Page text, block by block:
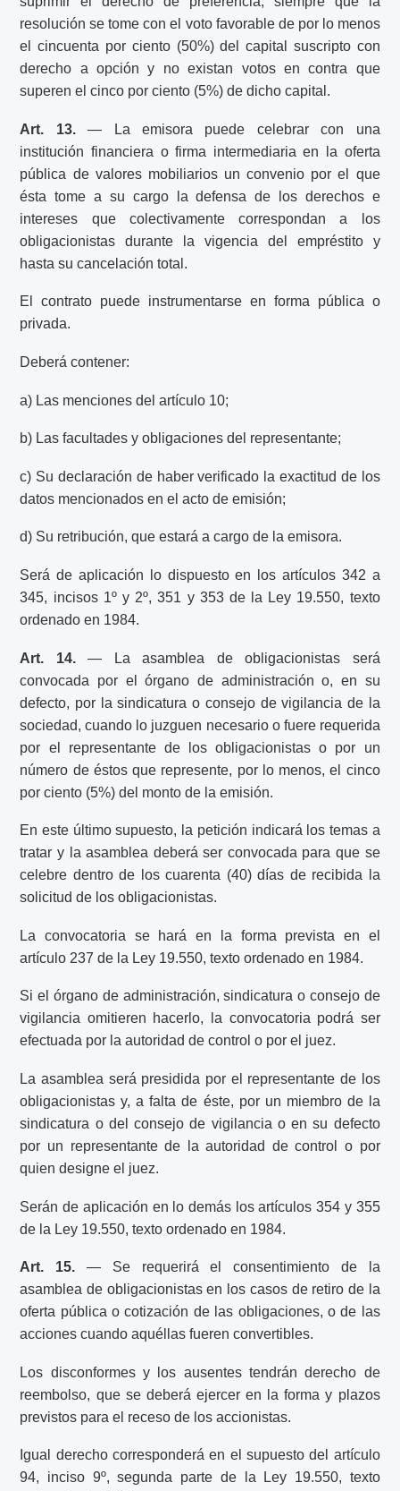
resolución se tome con el voto favorable de por lo menos
el cincuenta por ciento (50%) del capital suscripto con
derecho a opción y no existan votos en contra que
superen el cinco por ciento (5%) de dicho capital.
Art. 13.— La emisora puede celebrar con una
institución financiera o firma intermediaria en la oferta
pública de valores mobiliarios un convenio por el que
ésta tome a su cargo la defensa de los derechos e
intereses que colectivamente correspondan a los
obligacionistas durante la vigencia del empréstito y
hasta su cancelación total.
El contrato puede instrumentarse en forma pública o
privada.
Deberá contener:
a) Las menciones del artículo 10;
b) Las facultades y obligaciones del representante;
c) Su declaración de haber verificado la exactitud de los
datos mencionados en el acto de emisión;
d) Su retribución, que estará a cargo de la emisora.
Será de aplicación lo dispuesto en los artículos 342 a
345, incisos 1º y 2º, 351 y 353 de la Ley 19.550, texto
ordenado en 1984.
Art. 14.— La asamblea de obligacionistas será
convocada por el órgano de administración o, en su
defecto, por la sindicatura o consejo de vigilancia de la
sociedad, cuando lo juzguen necesario o fuere requerida
por el representante de los obligacionistas o por un
número de éstos que represente, por lo menos, el cinco
por ciento (5%) del monto de la emisión.
En este último supuesto, la petición indicará los temas a
tratar y la asamblea deberá ser convocada para que se
celebre dentro de los cuarenta (40) días de recibida la
solicitud de los obligacionistas.
La convocatoria se hará en la forma prevista en el
artículo 237 de la Ley 19.550, texto ordenado en 1984.
Si el órgano de administración, sindicatura o consejo de
vigilancia omitieren hacerlo, la convocatoria podrá ser
efectuada por la autoridad de control o por el juez.
La asamblea será presidida por el representante de los
obligacionistas y, a falta de éste, por un miembro de la
sindicatura o del consejo de vigilancia o en su defecto
por un representante de la autoridad de control o por
quien designe el juez.
Serán de aplicación en lo demás los artículos 354 y 355
de la Ley 19.550, texto ordenado en 1984.
Art. 15. — Se requerirá el consentimiento de la
asamblea de obligacionistas en los casos de retiro de la
oferta pública o cotización de las obligaciones, o de las
acciones cuando aquéllas fueren convertibles.
Los disconformes y los ausentes tendrán derecho de
reembolso, que se deberá ejercer en la forma y plazos
previstos para el receso de los accionistas.
Igual derecho corresponderá en el supuesto del artículo
94, inciso 9º, segunda parte de la Ley 19.550, texto